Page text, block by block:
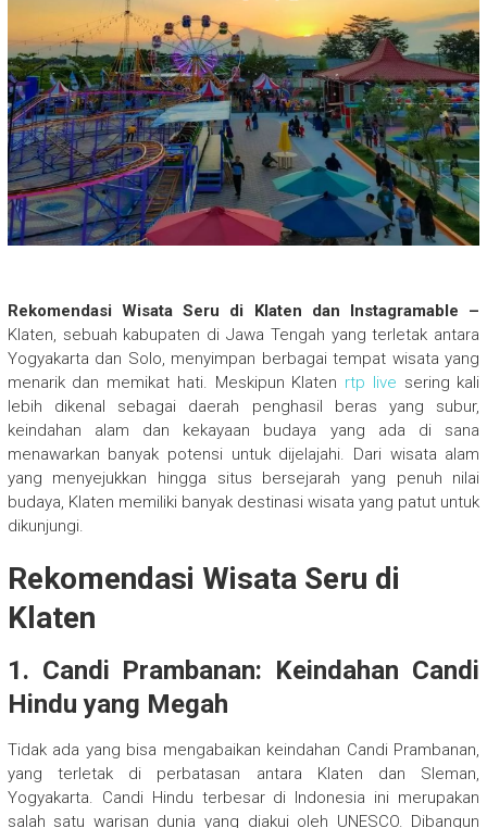
Rekomendasi Wisata Seru di Klaten dan Instagramable –
Klaten, sebuah kabupaten di Jawa Tengah yang terletak antara
Yogyakarta dan Solo, menyimpan berbagai tempat wisata yang
menarik dan memikat hati. Meskipun Klaten rtp live sering kali
lebih dikenal sebagai daerah penghasil beras yang subur,
keindahan alam dan kekayaan budaya yang ada di sana
menawarkan banyak potensi untuk dijelajahi. Dari wisata alam
yang menyejukkan hingga situs bersejarah yang penuh nilai
budaya, Klaten memiliki banyak destinasi wisata yang patut untuk
dikunjungi.
Rekomendasi Wisata Seru di
Klaten
1. Candi Prambanan: Keindahan Candi
Hindu yang Megah
Tidak ada yang bisa mengabaikan keindahan Candi Prambanan,
yang terletak di perbatasan antara Klaten dan Sleman,
Yogyakarta. Candi Hindu terbesar di Indonesia ini merupakan
salah satu warisan dunia yang diakui oleh UNESCO. Dibangun